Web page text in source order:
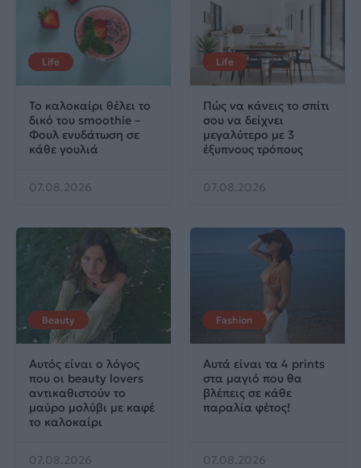
Life
Το καλοκαίρι θέλει το
δικό του smoothie –
Φουλ ενυδάτωση σε
κάθε γουλιά
07.08.2026
Life
Πώς να κάνεις το σπίτι
σου να δείχνει
μεγαλύτερο με 3
έξυπνους τρόπους
07.08.2026
Beauty
Αυτός είναι ο λόγος
που οι beauty lovers
αντικαθιστούν το
μαύρο μολύβι με καφέ
το καλοκαίρι
07.08.2026
Fashion
Αυτά είναι τα 4 prints
στα μαγιό που θα
βλέπεις σε κάθε
παραλία φέτος!
07.08.2026